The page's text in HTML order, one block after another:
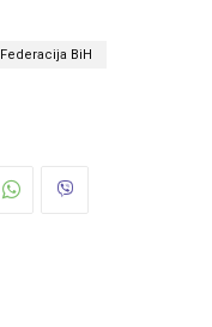
Federacija BiH